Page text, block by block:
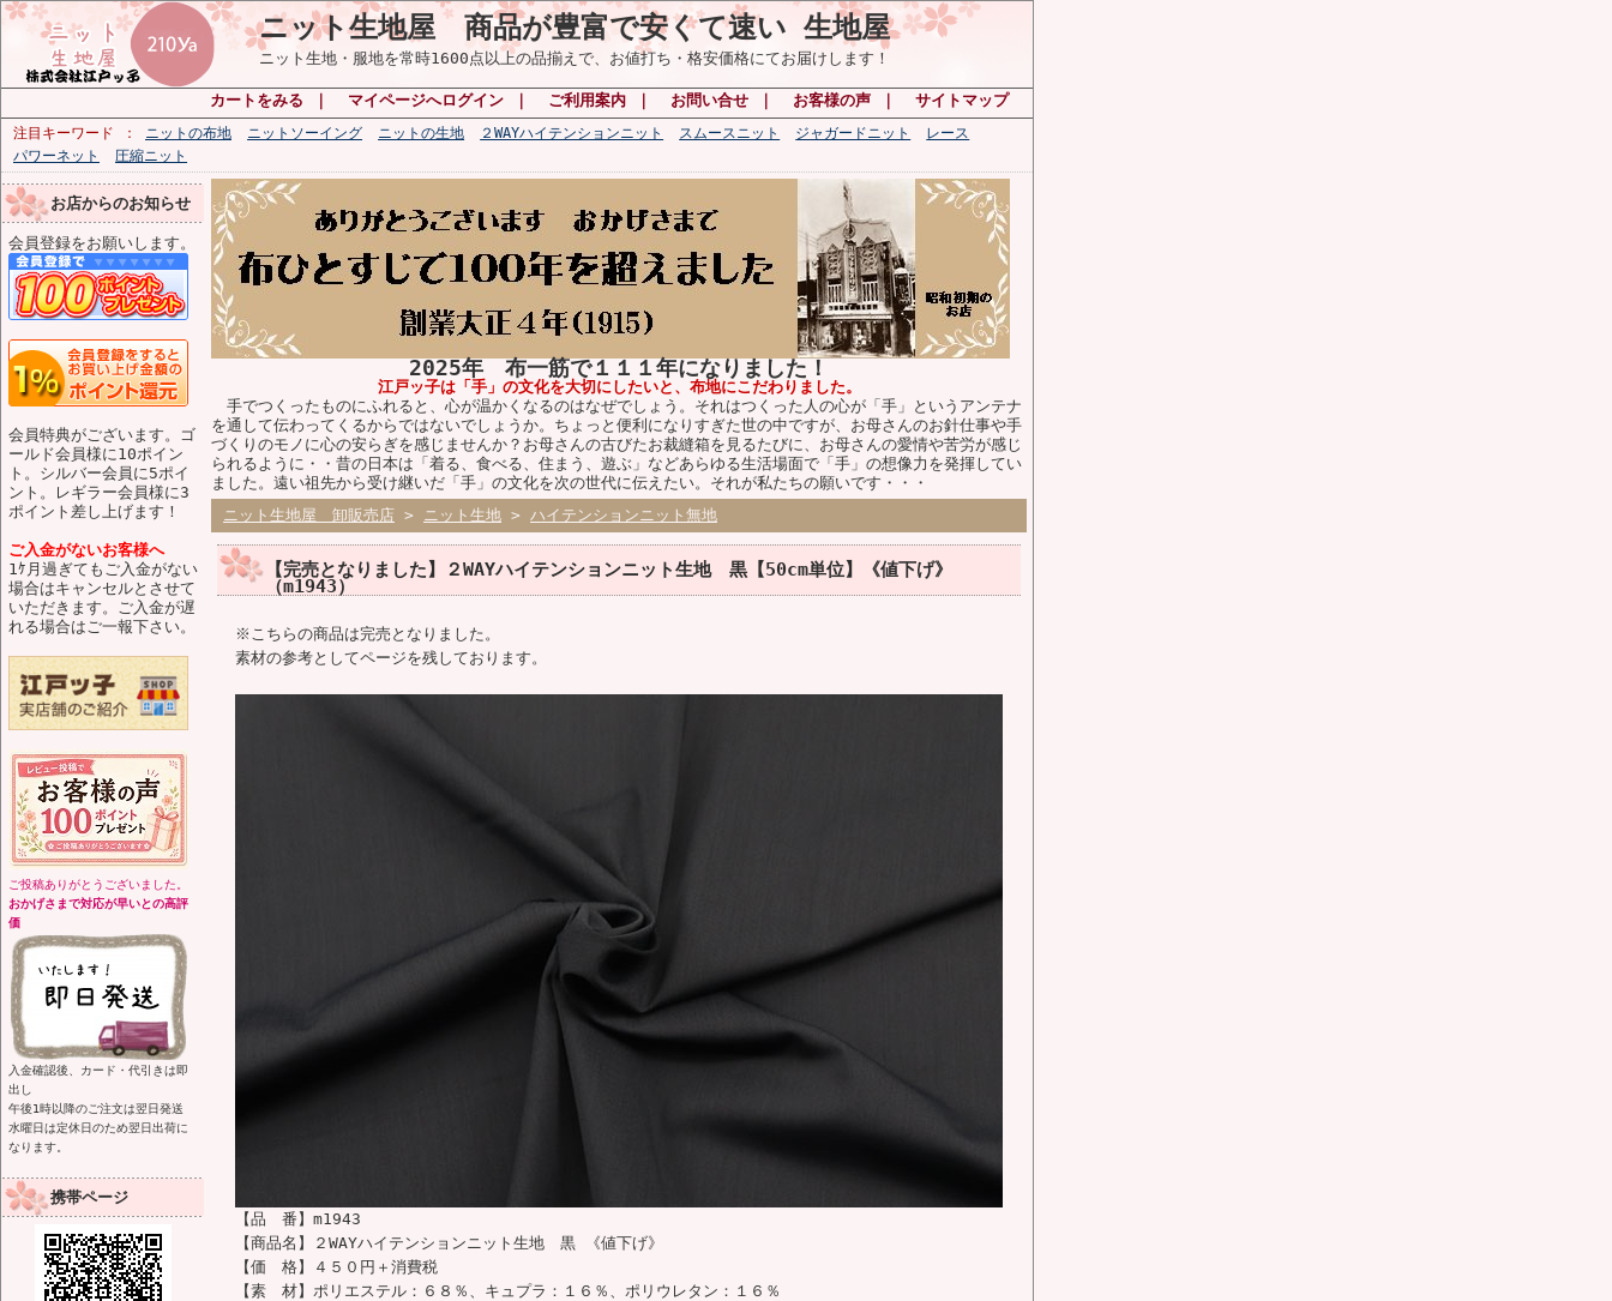
ニット生地屋 商品が豊富で安くて速い 生地屋
ニット生地・服地を常時1600点以上の品揃えで、お値打ち・格安価格にてお届けします！
カートをみる マイページへログイン ご利用案内 お問い合せ お客様の声 サイトマップ
注目キーワード ニットの布地 ニットソーイング ニットの生地 ２WAYハイテンションニット スムースニット ジャガードニット
レース
パワーネット
圧縮ニット
お店からのお知らせ
会員登録をお願いします。
会員特典がございます。ゴ
ールド会員様に10ポイン
ト。シルバー会員に5ポイ
ント。レギラー会員様に3
ポイント差し上げます！
ご入金がないお客様へ
1ｹ月過ぎてもご入金がない
場合はキャンセルとさせて
いただきます。ご入金が遅
れる場合はご一報下さい。
ご投稿ありがとうございました。
おかげさまで対応が早いとの高評
価
入金確認後、カード・代引きは即
出し
午後1時以降のご注文は翌日発送
水曜日は定休日のため翌日出荷に
なります。
携帯ページ
2025年 布一筋で１１１年になりました！
江戸ッ子は「手」の文化を大切にしたいと、布地にこだわりました。
手でつくったものにふれると、心が温かくなるのはなぜでしょう。それはつくった人の心が「手」というアンテナ
を通して伝わってくるからではないでしょうか。ちょっと便利になりすぎた世の中ですが、お母さんのお針仕事や手
づくりのモノに心の安らぎを感じませんか？お母さんの古びたお裁縫箱を見るたびに、お母さんの愛情や苦労が感じ
られるように・・昔の日本は「着る、食べる、住まう、遊ぶ」などあらゆる生活場面で「手」の想像力を発揮してい
ました。遠い祖先から受け継いだ「手」の文化を次の世代に伝えたい。それが私たちの願いです・・・
ニット生地屋 卸販売店 > ニット生地 > ハイテンションニット無地
【完売となりました】２WAYハイテンションニット生地 黒【50cm単位】《値下げ》
（m1943）
※こちらの商品は完売となりました。
素材の参考としてページを残しております。
【品 番】m1943
【商品名】２WAYハイテンションニット生地 黒 《値下げ》
【価 格】４５０円＋消費税
【素 材】ポリエステル：６８％、キュプラ：１６％、ポリウレタン：１６％